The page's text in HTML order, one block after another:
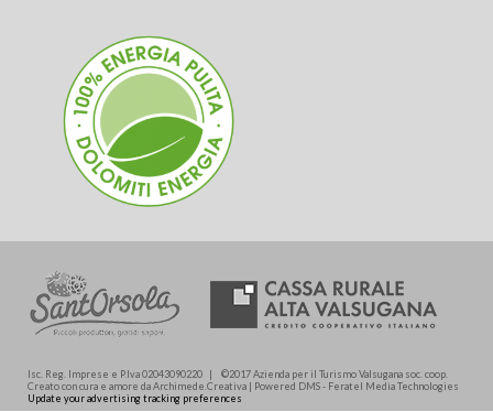
Isc. Reg. Imprese e P.Iva 02043090220 | ©2017 Azienda per il Turismo Valsugana soc. coop.
Creato con cura e amore da Archimede.Creativa | Powered DMS - Feratel Media Technologies
Update your advertising tracking preferences